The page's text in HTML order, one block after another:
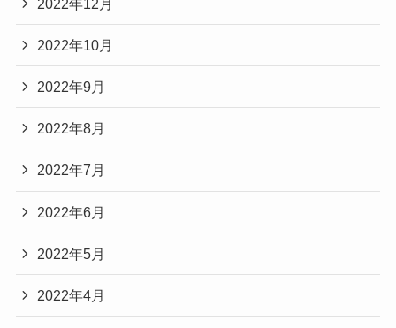
2022年12月
2022年10月
2022年9月
2022年8月
2022年7月
2022年6月
2022年5月
2022年4月